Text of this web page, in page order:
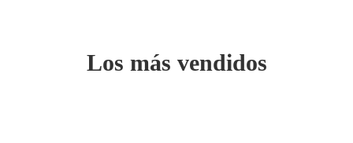
Los más vendidos